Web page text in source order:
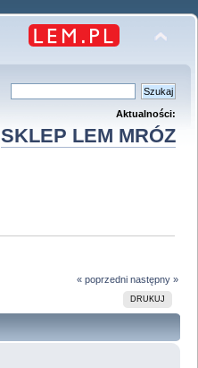
Aktualności:
SKLEP LEM MRÓZ
« poprzedni następny »
DRUKUJ